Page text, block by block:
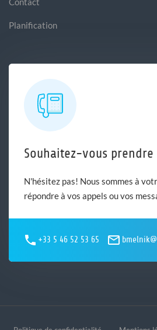
Planification
Souhaitez-vous prendre
N'hésitez pas! Nous sommes à
répondre à vos appels ou vos
+33 5 46 52 53 65